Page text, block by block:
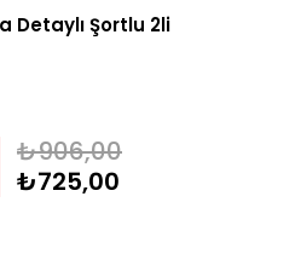
Detaylı Şortlu 2li
₺906,00
₺725,00